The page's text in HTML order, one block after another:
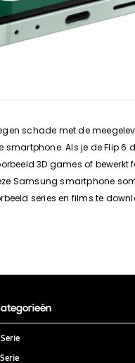
schade met de
Als je de Flip
3D games of
Samsung smartphone
series en films te